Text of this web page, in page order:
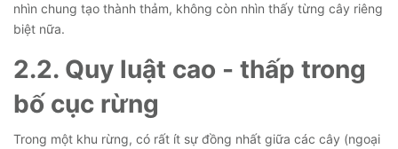
nhìn chung tạo thành thảm, không còn nhìn thấy từng cây riêng
biệt nữa.
2.2. Quy luật cao - thấp trong
bố cục rừng
Trong một khu rừng, có rất ít sự đồng nhất giữa các cây (ngoại